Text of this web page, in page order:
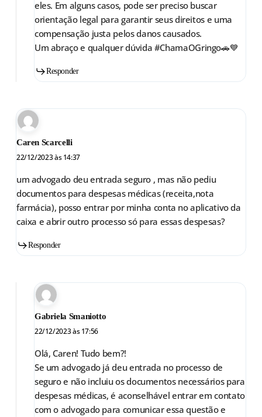
eles. Em alguns casos, pode ser preciso buscar
orientação legal para garantir seus direitos e uma
compensação justa pelos danos causados.
Um abraço e qualquer dúvida #ChamaOGringo🚗💙
Responder
Caren Scarcelli
22/12/2023 às 14:37
um advogado deu entrada seguro , mas não pediu
documentos para despesas médicas (receita,nota
farmácia), posso entrar por minha conta no aplicativo da
caixa e abrir outro processo só para essas despesas?
Responder
Gabriela Smaniotto
22/12/2023 às 17:56
Olá, Caren! Tudo bem?!
Se um advogado já deu entrada no processo de
seguro e não incluiu os documentos necessários para
despesas médicas, é aconselhável entrar em contato
com o advogado para comunicar essa questão e